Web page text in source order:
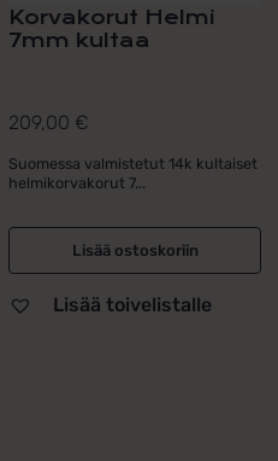
Korvakorut Helmi
7mm kultaa
209,00 €
Suomessa valmistetut 14k kultaiset
helmikorvakorut 7...
Lisää ostoskoriin
Lisää toivelistalle